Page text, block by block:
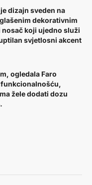
dizajn sveden na
dekorativnim
koji ujedno služi
svjetlosni akcent
ogledala Faro
žele dodati dozu